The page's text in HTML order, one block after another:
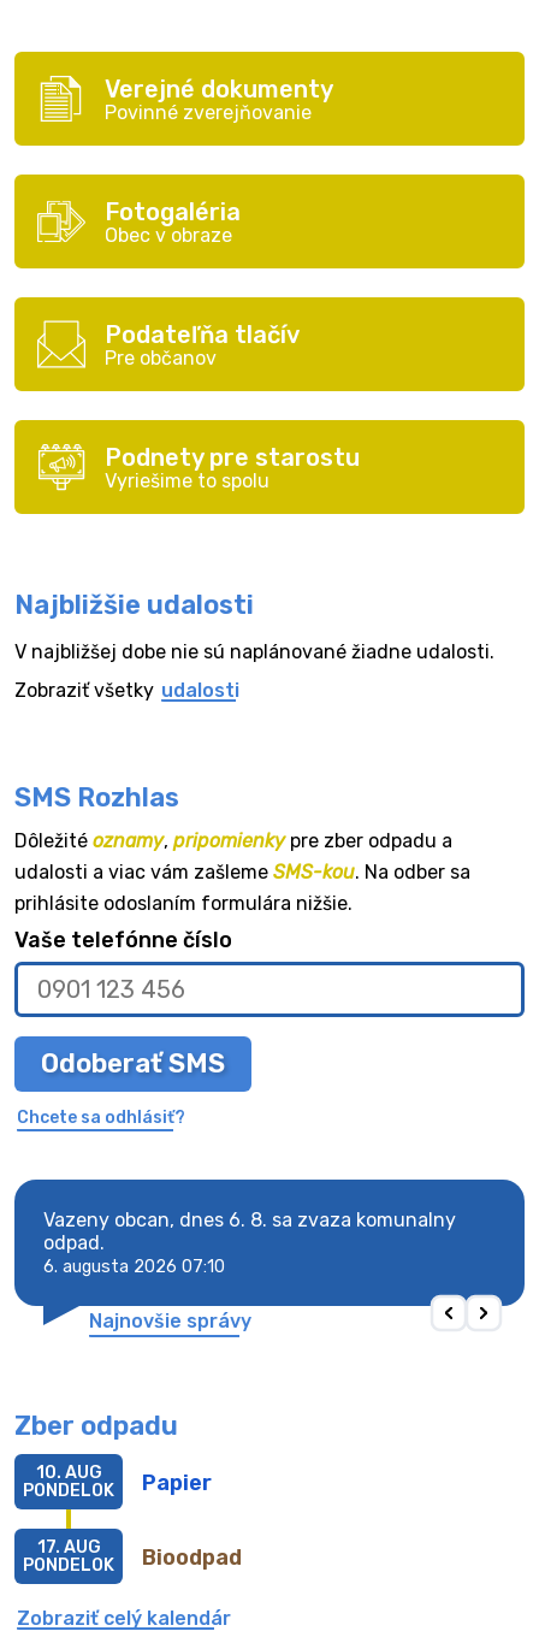
Verejné dokumenty
Povinné zverejňovanie
Fotogaléria
Obec v obraze
Podateľňa tlačív
Pre občanov
Podnety pre starostu
Vyriešime to spolu
Najbližšie udalosti
V najbližšej dobe nie sú naplánované žiadne udalosti.
Zobraziť všetky udalosti
SMS Rozhlas
Dôležité oznamy, pripomienkypre zber odpadu a
udalosti a viac vám zašleme SMS-kou. Na odber sa
prihlásite odoslaním formulára nižšie.
Vaše telefónne číslo
Odoberať SMS
Chcete sa odhlásiť?
Vazeny obcan, dnes 6. 8. sa zvaza komunalny
odpad.
6. augusta 2026 07:10
Najnovšie správy
Zber odpadu
Papier
10. AUG
PONDELOK
Bioodpad
17. AUG
PONDELOK
Zobraziť celý kalendár